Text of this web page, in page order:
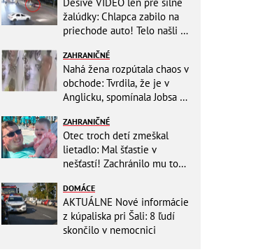
žalúdky: Chlapca zabilo na
priechode auto! Telo našli o
ZAHRANIČNÉ
Nahá žena rozpútala chaos v
obchode: Tvrdila, že je v
Anglicku, spomínala Jobsa aj
ZAHRANIČNÉ
Otec troch detí zmeškal
lietadlo: Mal šťastie v
nešťastí! Zachránilo mu to
DOMÁCE
AKTUÁLNE Nové informácie
z kúpaliska pri Šali: 8 ľudí
skončilo v nemocnici